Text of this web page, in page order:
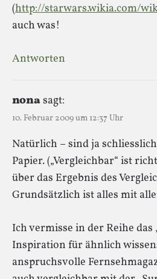
(http://starwars.wikia.com/
auch was!
Antworten
nonasagt:
10. Februar 2009 um 12:37 Uhr
Natürlich – sind ja
Papier. („Vergleichbar“ ist
über das Ergebnis des
Grundsätzlich ist alles mit
Ich vermisse in der Reihe das
Inspiration für ähnlich
anspruchsvolle